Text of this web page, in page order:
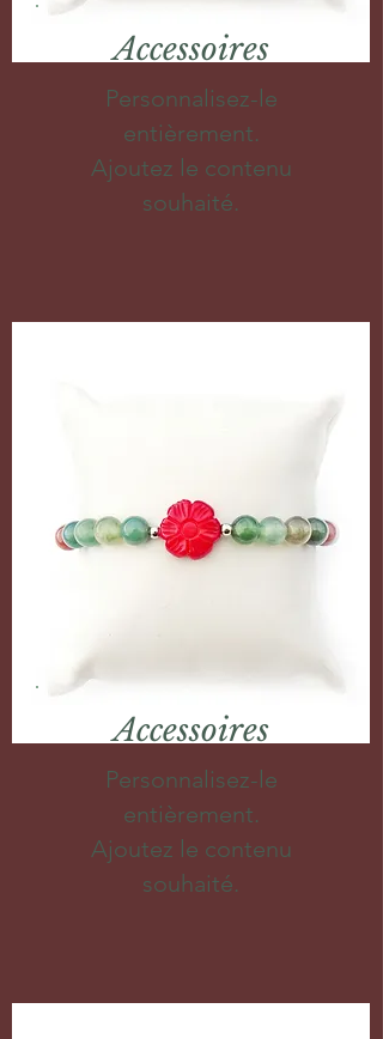
Accessoires
Personnalisez-le
entièrement.
Ajoutez le contenu
souhaité.
Accessoires
Personnalisez-le
entièrement.
Ajoutez le contenu
souhaité.